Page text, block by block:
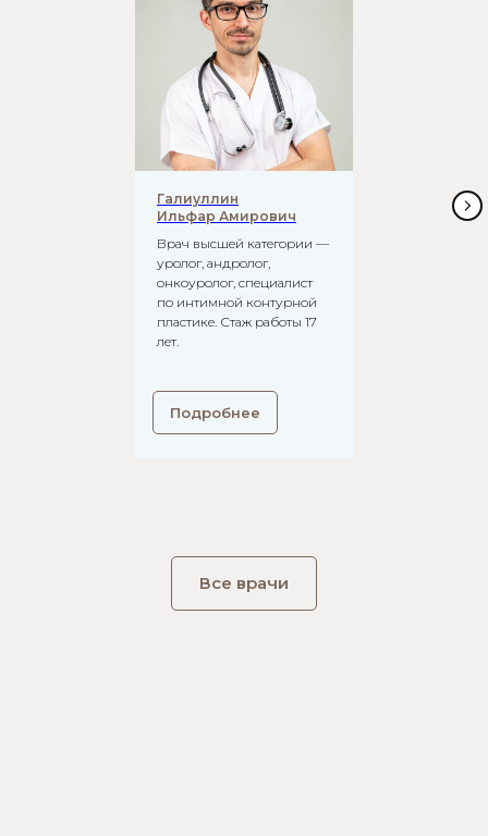
Галиуллин
Ильфар Амирович
Врач высшей категории —
уролог, андролог,
онкоуролог, специалист
по интимной контурной
пластике. Стаж работы 17
лет.
Подробнее
Все врачи
ВЕРСИЯ ДЛЯ СЛАБОВИДЯЩИХ